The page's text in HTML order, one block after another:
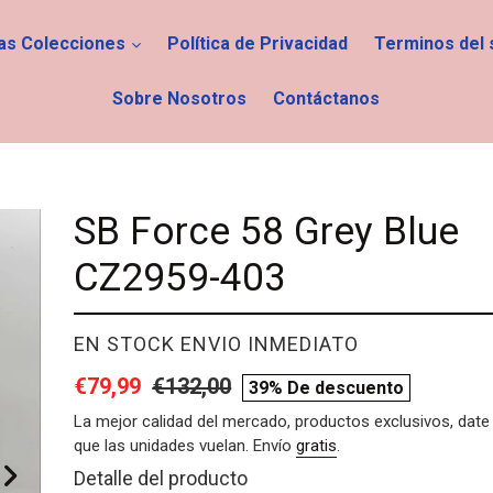
Colecciones Política de Privacidad Terminos del
Sobre Nosotros Contáctanos
SB Force 58 Grey Blue
CZ2959-403
PROVEEDOR
EN STOCK ENVIO INMEDIATO
Precio
de
venta
€79,99 Precio
habitual
€132,00
compare
price
39% De descuento
La mejor calidad del mercado, productos exclusivos,
que las unidades vuelan. Envíogratis.
Agregando
Detalle del producto